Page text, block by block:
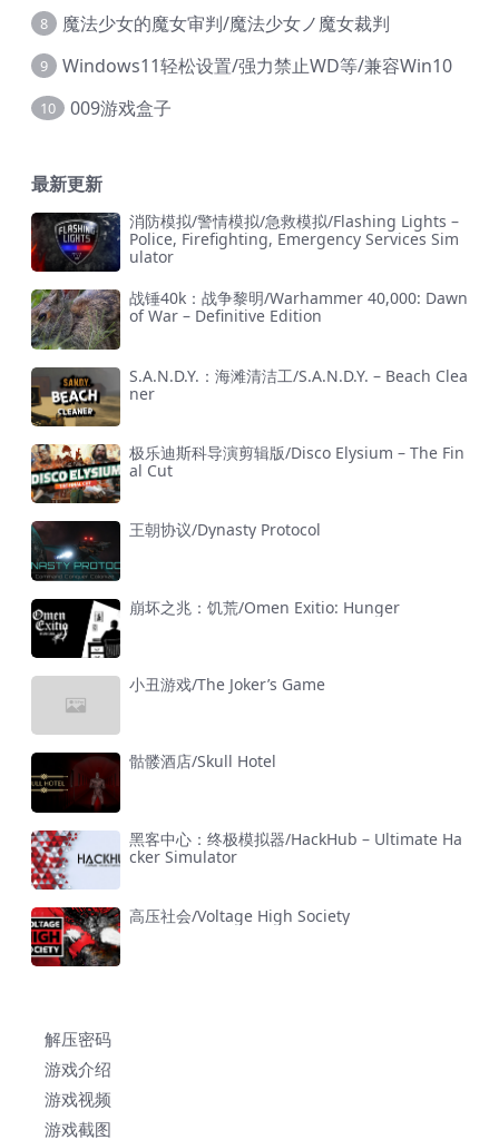
8 魔法少女的魔女审判/魔法少女ノ魔女裁判
9 Windows11轻松设置/强力禁止WD等/兼容Win10
10 009游戏盒子
最新更新
消防模拟/警情模拟/急救模拟/Flashing Lights –
Police, Firefighting, Emergency Services Sim
ulator
战锤40k：战争黎明/Warhammer 40,000: Dawn
of War – Definitive Edition
S.A.N.D.Y.：海滩清洁工/S.A.N.D.Y. – Beach Clea
ner
极乐迪斯科导演剪辑版/Disco Elysium – The Fin
al Cut
王朝协议/Dynasty Protocol
崩坏之兆：饥荒/Omen Exitio: Hunger
小丑游戏/The Joker’s Game
骷髅酒店/Skull Hotel
黑客中心：终极模拟器/HackHub – Ultimate Ha
cker Simulator
高压社会/Voltage High Society
解压密码
游戏介绍
游戏视频
游戏截图